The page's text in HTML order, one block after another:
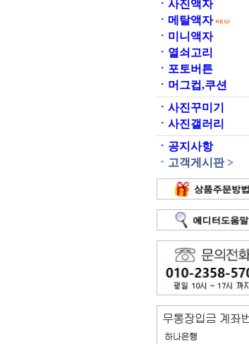
ㆍ 사진액자
ㆍ 메탈액자
ㆍ 미니액자
ㆍ 열쇠고리
ㆍ 포토버튼
ㆍ 머그컵,쿠션
ㆍ 사진꾸미기
ㆍ 사진갤러리
ㆍ 공지사항
ㆍ 고객게시판 >